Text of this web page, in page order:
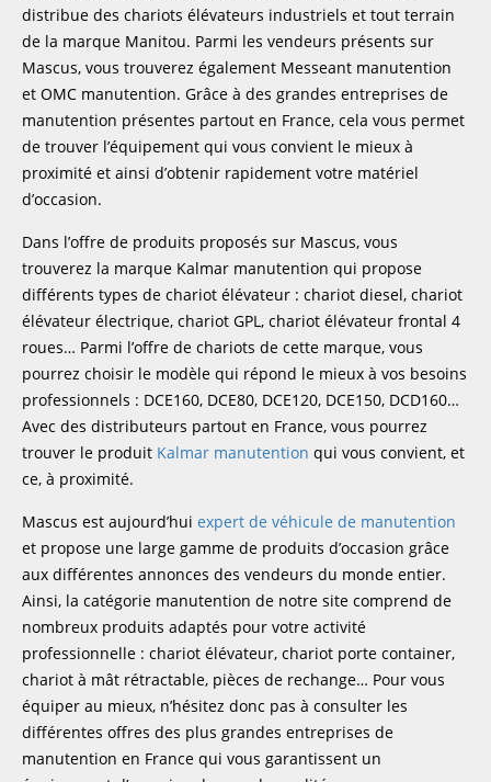
distribue des chariots élévateurs industriels et tout terrain
de la marque Manitou. Parmi les vendeurs présents sur
Mascus, vous trouverez également Messeant manutention
et OMC manutention. Grâce à des grandes entreprises de
manutention présentes partout en France, cela vous permet
de trouver l’équipement qui vous convient le mieux à
proximité et ainsi d’obtenir rapidement votre matériel
d’occasion.
Dans l’offre de produits proposés sur Mascus, vous
trouverez la marque Kalmar manutention qui propose
différents types de chariot élévateur : chariot diesel, chariot
élévateur électrique, chariot GPL, chariot élévateur frontal 4
roues… Parmi l’offre de chariots de cette marque, vous
pourrez choisir le modèle qui répond le mieux à vos besoins
professionnels : DCE160, DCE80, DCE120, DCE150, DCD160…
Avec des distributeurs partout en France, vous pourrez
trouver le produit Kalmar manutention qui vous convient, et
ce, à proximité.
Mascus est aujourd’hui expert de véhicule de manutention
et propose une large gamme de produits d’occasion grâce
aux différentes annonces des vendeurs du monde entier.
Ainsi, la catégorie manutention de notre site comprend de
nombreux produits adaptés pour votre activité
professionnelle : chariot élévateur, chariot porte container,
chariot à mât rétractable, pièces de rechange… Pour vous
équiper au mieux, n’hésitez donc pas à consulter les
différentes offres des plus grandes entreprises de
manutention en France qui vous garantissent un